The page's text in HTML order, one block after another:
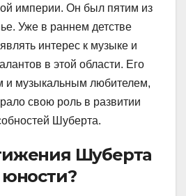
империи. Он был пятим из
Уже в раннем детстве
интерес к музыке и
в этой области. Его
и музыкальным любителем,
свою роль в развитии
Шуберта.
Шуберта